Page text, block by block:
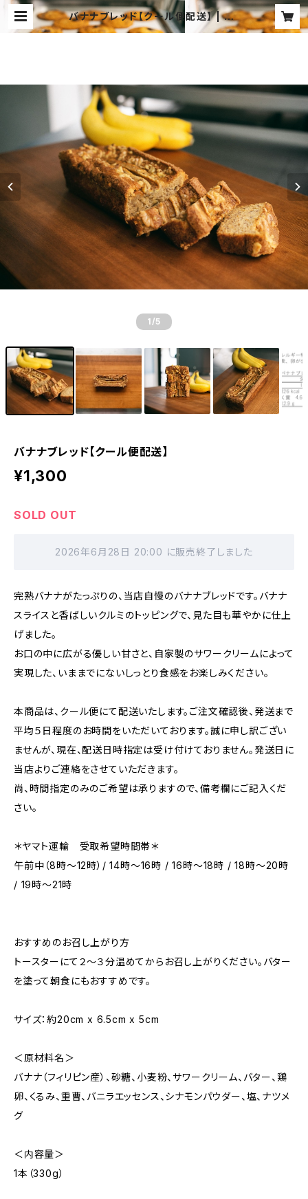
バナナブレッド【クール便配送】 | Se
a Cow Bakery
1 /5
バナナブレッド【クール便配送】
¥1,300
SOLD OUT
2026年6月28日 20:00 に販売終了しました
完熟バナナがたっぷりの、当店自慢のバナナブレッドです。バナナ
スライスと香ばしいクルミのトッピングで、見た目も華やかに仕上
げました。
お口の中に広がる優しい甘さと、自家製のサワークリームによって
実現した、いままでにないしっとり食感をお楽しみください。
本商品は、クール便にて配送いたします。ご注文確認後、発送まで
平均５日程度のお時間をいただいております。誠に申し訳ござい
ませんが、現在、配送日時指定は受け付けておりません。発送日に
当店よりご連絡をさせていただきます。
尚、時間指定のみのご希望は承りますので、備考欄にご記入くだ
さい。
＊ヤマト運輸 受取希望時間帯＊
午前中（8時～12時）/ 14時～16時 / 16時～18時 / 18時～20時
/ 19時～21時
おすすめのお召し上がり方
トースターにて２～３分温めてからお召し上がりください。バター
を塗って朝食にもおすすめです。
サイズ：約20cm x 6.5cm x 5cm
＜原材料名＞
バナナ（フィリピン産）、砂糖、小麦粉、サワークリーム、バター、鶏
卵、くるみ、重曹、バニラエッセンス、シナモンパウダー、塩、ナツメ
グ
＜内容量＞
1本（330g）